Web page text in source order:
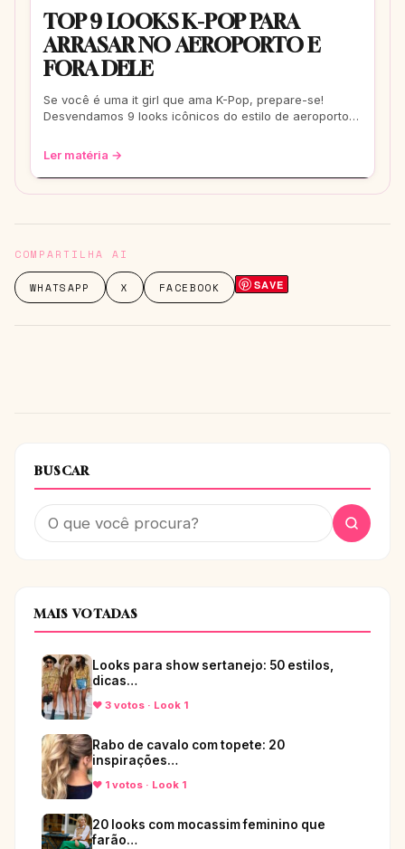
TOP 9 LOOKS K-POP PARA
ARRASAR NO AEROPORTO E
FORA DELE
Se você é uma it girl que ama K-Pop, prepare-se!
Desvendamos 9 looks icônicos do estilo de aeroporto
Ler matéria →
COMPARTILHA AI
WHATSAPP X FACEBOOK SAVE
BUSCAR
MAIS VOTADAS
Looks para show sertanejo: 50 estilos,
dicas…
♥ 3 votos · Look 1
Rabo de cavalo com topete: 20
inspirações…
♥ 1 votos · Look 1
20 looks com mocassim feminino que
farão…